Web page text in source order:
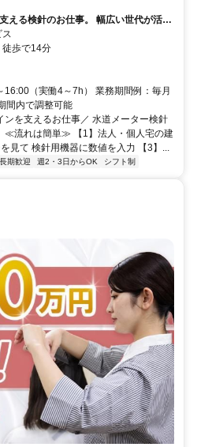
える検針のお仕事。 幅広い世代が活躍
徒歩で14分
（実働4～7h） 業務期間例：毎月
間内で調整可能
ンを支えるお仕事／ 水道メーター検針
≪流れは簡単≫ 【1】法人・個人宅の建
見て 検針用機器に数値を入力 【3】...
長期歓迎 週2・3日からOK シフト制